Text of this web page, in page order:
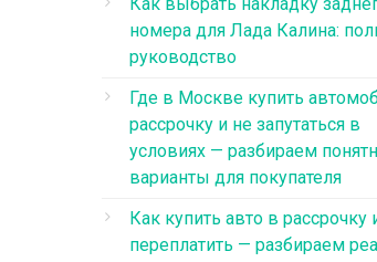
номера для Лада Калина:
руководство
Где в Москве купить
рассрочку и не запутаться в
условиях — разбираем
варианты для покупателя
Как купить авто в рассрочку
переплатить — разбираем